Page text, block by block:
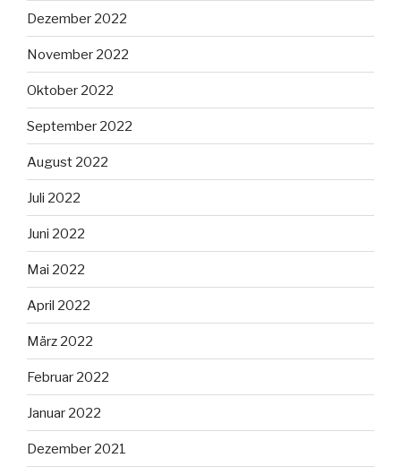
Dezember 2022
November 2022
Oktober 2022
September 2022
August 2022
Juli 2022
Juni 2022
Mai 2022
April 2022
März 2022
Februar 2022
Januar 2022
Dezember 2021